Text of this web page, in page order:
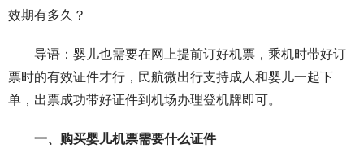
效期有多久？
导语：婴儿也需要在网上提前订好机票，乘机时带好订
票时的有效证件才行，民航微出行支持成人和婴儿一起下
单，出票成功带好证件到机场办理登机牌即可。
一、购买婴儿机票需要什么证件